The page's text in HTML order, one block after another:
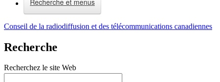
Conseil de la radiodiffusion et des télécommunications canadiennes
Recherche
Recherchez le site Web